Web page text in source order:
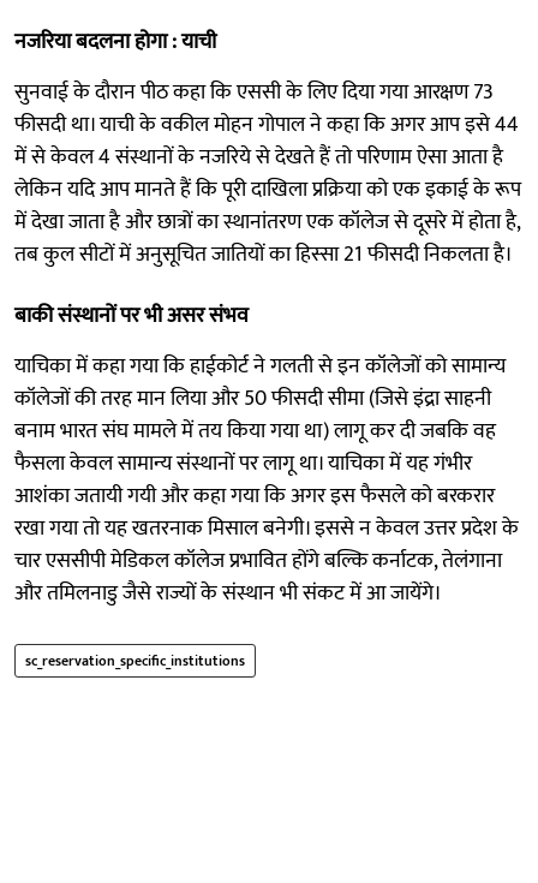
नजरिया बदलना होगा : याची
सुनवाई के दौरान पीठ कहा कि एससी के लिए दिया गया आरक्षण 73
फीसदी था। याची के वकील मोहन गोपाल ने कहा कि अगर आप इसे 44
में से केवल 4 संस्थानों के नजरिये से देखते हैं तो परिणाम ऐसा आता है
लेकिन यदि आप मानते हैं कि पूरी दाखिला प्रक्रिया को एक इकाई के रूप
में देखा जाता है और छात्रों का स्थानांतरण एक कॉलेज से दूसरे में होता है,
तब कुल सीटों में अनुसूचित जातियों का हिस्सा 21 फीसदी निकलता है।
बाकी संस्थानों पर भी असर संभव
याचिका में कहा गया कि हाईकोर्ट ने गलती से इन कॉलेजों को सामान्य
कॉलेजों की तरह मान लिया और 50 फीसदी सीमा (जिसे इंद्रा साहनी
बनाम भारत संघ मामले में तय किया गया था) लागू कर दी जबकि वह
फैसला केवल सामान्य संस्थानों पर लागू था। याचिका में यह गंभीर
आशंका जतायी गयी और कहा गया कि अगर इस फैसले को बरकरार
रखा गया तो यह खतरनाक मिसाल बनेगी। इससे न केवल उत्तर प्रदेश के
चार एससीपी मेडिकल कॉलेज प्रभावित होंगे बल्कि कर्नाटक, तेलंगाना
और तमिलनाडु जैसे राज्यों के संस्थान भी संकट में आ जायेंगे।
sc_reservation_specific_institutions